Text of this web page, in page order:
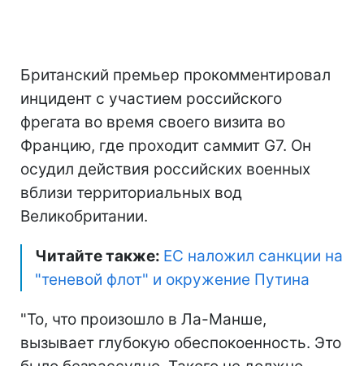
Британский премьер прокомментировал
инцидент с участием российского
фрегата во время своего визита во
Францию, где проходит саммит G7. Он
осудил действия российских военных
вблизи территориальных вод
Великобритании.
Читайте также: ЕС наложил санкции на
"теневой флот" и окружение Путина
"То, что произошло в Ла-Манше,
вызывает глубокую обеспокоенность. Это